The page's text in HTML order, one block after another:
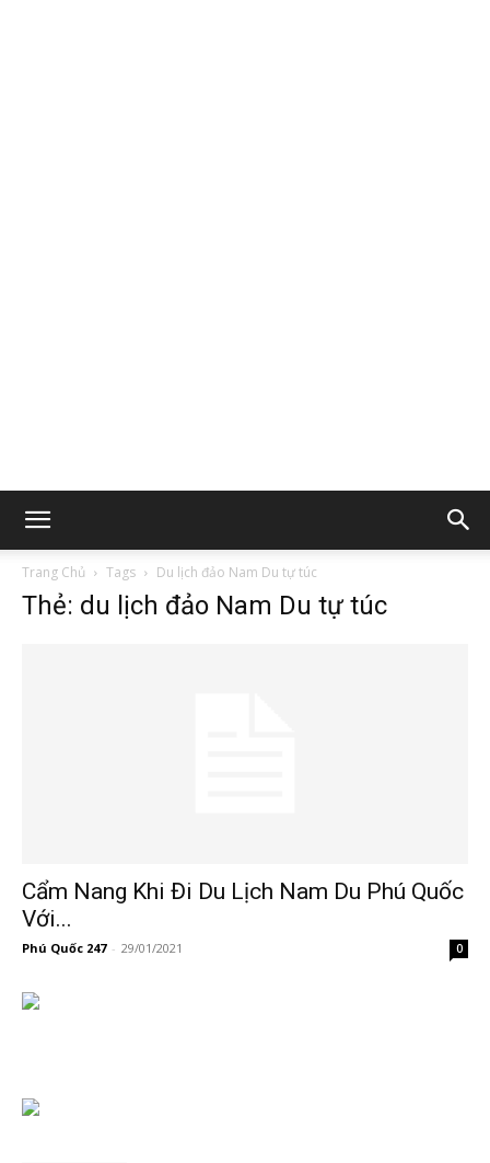
Trang Chủ Tags Du lịch đảo Nam Du tự túc
Thẻ: du lịch đảo Nam Du tự túc
Cẩm Nang Khi Đi Du Lịch Nam Du Phú Quốc
Với...
Phú Quốc 247 - 29/01/2021 0